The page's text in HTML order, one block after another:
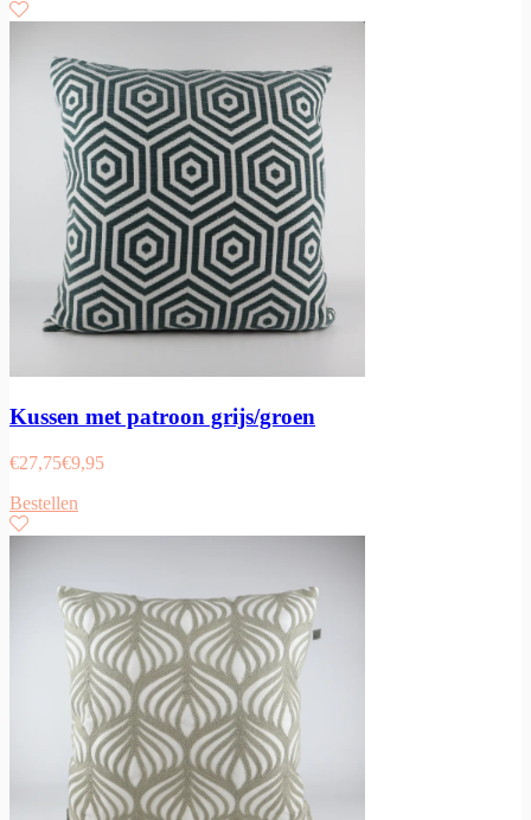
Kussen met patroon grijs/groen
€27,75€9,95
Bestellen